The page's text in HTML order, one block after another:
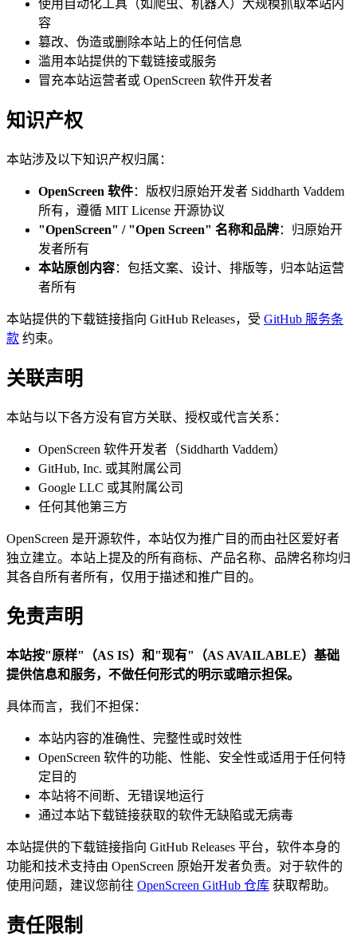
使用自动化工具（如爬虫、机器人）大规模抓取本站内
容
篡改、伪造或删除本站上的任何信息
滥用本站提供的下载链接或服务
冒充本站运营者或 OpenScreen 软件开发者
知识产权
本站涉及以下知识产权归属：
OpenScreen 软件：版权归原始开发者 Siddharth Vaddem
所有，遵循 MIT License 开源协议
"OpenScreen" / "Open Screen" 名称和品牌：归原始开
发者所有
本站原创内容：包括文案、设计、排版等，归本站运营
者所有
本站提供的下载链接指向 GitHub Releases，受 GitHub 服务条
款 约束。
关联声明
本站与以下各方没有官方关联、授权或代言关系：
OpenScreen 软件开发者（Siddharth Vaddem）
GitHub, Inc. 或其附属公司
Google LLC 或其附属公司
任何其他第三方
OpenScreen 是开源软件，本站仅为推广目的而由社区爱好者
独立建立。本站上提及的所有商标、产品名称、品牌名称均归
其各自所有者所有，仅用于描述和推广目的。
免责声明
本站按"原样"（AS IS）和"现有"（AS AVAILABLE）基础
提供信息和服务，不做任何形式的明示或暗示担保。
具体而言，我们不担保：
本站内容的准确性、完整性或时效性
OpenScreen 软件的功能、性能、安全性或适用于任何特
定目的
本站将不间断、无错误地运行
通过本站下载链接获取的软件无缺陷或无病毒
本站提供的下载链接指向 GitHub Releases 平台，软件本身的
功能和技术支持由 OpenScreen 原始开发者负责。对于软件的
使用问题，建议您前往 OpenScreen GitHub 仓库 获取帮助。
责任限制